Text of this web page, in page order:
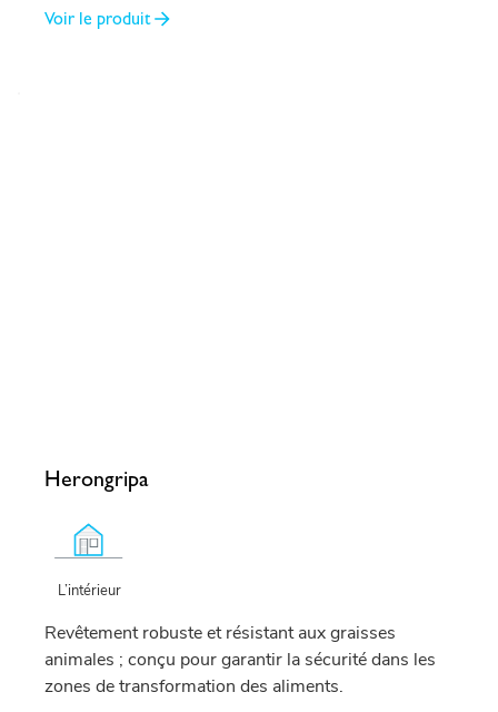
Voir le produit
Herongripa
L’intérieur
Revêtement robuste et résistant aux graisses
animales ; conçu pour garantir la sécurité dans les
zones de transformation des aliments.